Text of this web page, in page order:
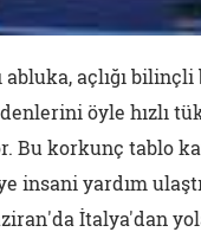
abluka, açlığı
öyle hızlı
Bu korkunç tablo
insani yardım
İtalya'dan